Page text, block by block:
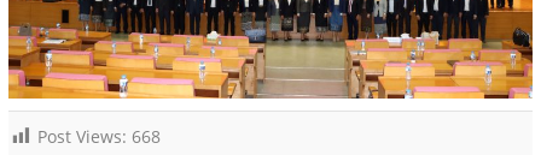
Post Views: 668